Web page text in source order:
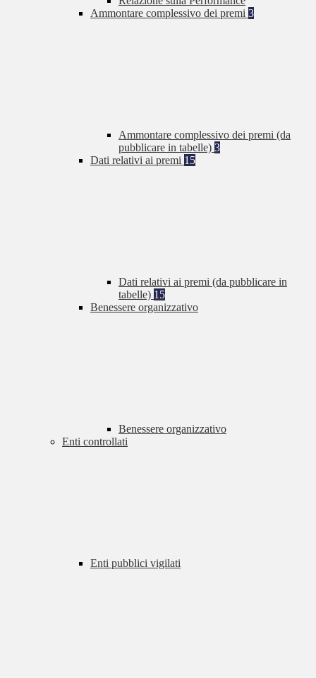
Ammontare complessivo dei premi 3
Ammontare complessivo dei premi (da
pubblicare in tabelle) 3
Dati relativi ai premi 15
Dati relativi ai premi (da pubblicare in
tabelle) 15
Benessere organizzativo
Benessere organizzativo
Enti controllati
Enti pubblici vigilati